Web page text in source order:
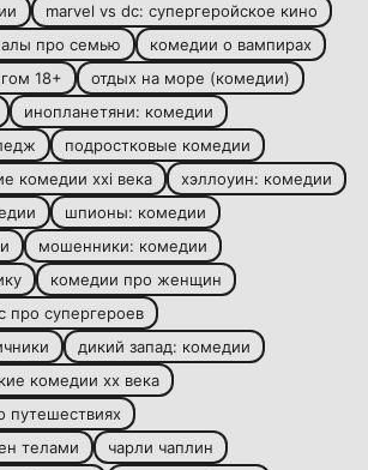
marvel vs dc: супергеройское кино
про семью
комедии о вампирах
18+
отдых на море (комедии)
инопланетяни: комедии
подростковые комедии
комедии xxi века
хэллоуин: комедии
шпионы: комедии
мошенники: комедии
комедии про женщин
про супергероев
дикий запад: комедии
комедии xx века
путешествиях
телами
чарли чаплин